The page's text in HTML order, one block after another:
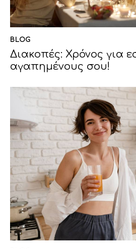
BLOG
Διακοπές: Χρόνος για
αγαπημένους σου!